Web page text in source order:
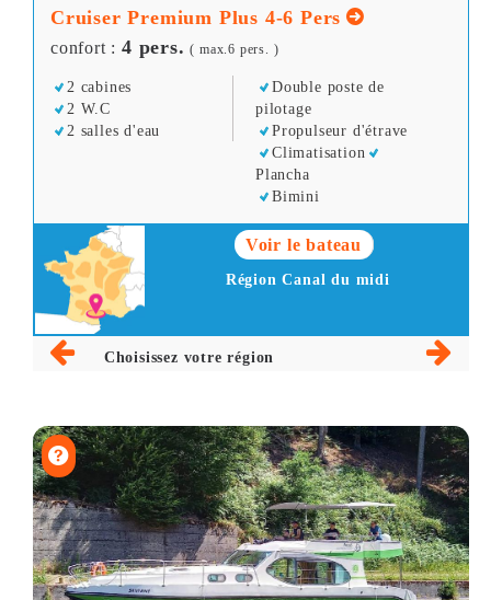
Cruiser Premium Plus 4-6 Pers
confort : 4 pers. ( max.6 pers. )
2 cabines
2 W.C
2 salles d'eau
Double poste de
pilotage
Propulseur d'étrave
Climatisation
Plancha
Bimini
Voir le bateau
Région Canal du midi
Choisissez votre région